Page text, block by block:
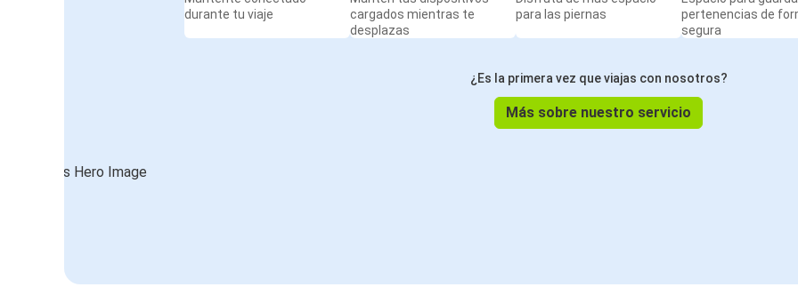
durante tu viaje
cargados mientras te
desplazas
para las piernas
pertenencias de
segura
¿Es la primera vez que viajas con nosotros?
Más sobre nuestro servicio